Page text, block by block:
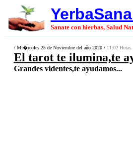
Sanate con hierbas, Salud
/ Mi�rcoles 25 de Noviembre del año 2020 / 11:02 Horas.
El tarot te ilumina,te
Grandes videntes,te ayudamos...